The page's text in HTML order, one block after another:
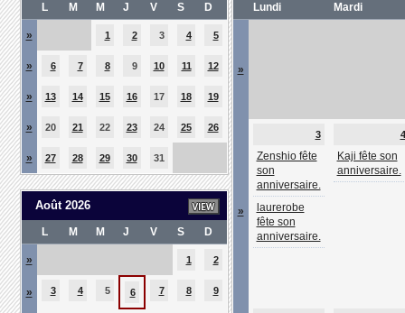
L M M J V S D
» 1 2 3 4 5
» 6 7 8 9 10 11 12
» 13 14 15 16 17 18 19
» 20 21 22 23 24 25 26
» 27 28 29 30 31
Août 2026
L M M J V S D
» 1 2
» 3 4 5 6 7 8 9
Lundi Mardi
»
»
3
Zenshio fête
son
anniversaire.
laurerobe
fête son
anniversaire.
4
Kaji fête son
anniversaire.